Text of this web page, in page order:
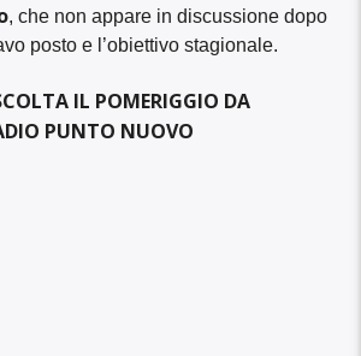
, che non appare in discussione dopo
posto e l’obiettivo stagionale.
IL POMERIGGIO DA
PUNTO NUOVO